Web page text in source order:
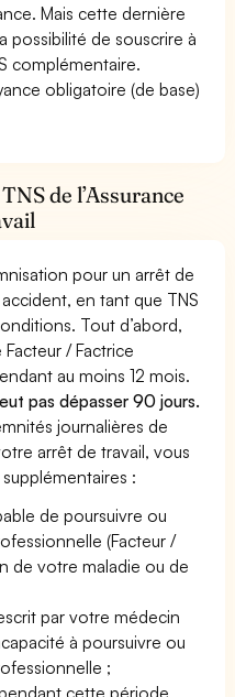
Mais cette dernière
possibilité de souscrire à
complémentaire.
obligatoire (de base)
de l’Assurance
pour un arrêt de
en tant que TNS
Tout d’abord,
/ Factrice
au moins 12 mois.
pas dépasser 90 jours.
journalières de
arrêt de travail, vous
:
de poursuivre ou
(Facteur /
de votre maladie ou de
par votre médecin
à poursuivre ou
;
cette période